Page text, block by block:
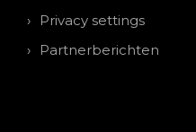
Privacy settings
Partnerberichten